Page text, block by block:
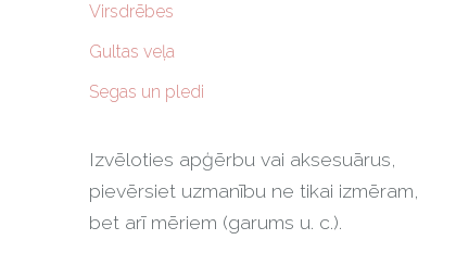
Virsdrēbes
Gultas veļa
Segas un pledi
Izvēloties apģērbu vai aksesuārus,
pievērsiet uzmanību ne tikai izmēram,
bet arī mēriem (garums u. c.).